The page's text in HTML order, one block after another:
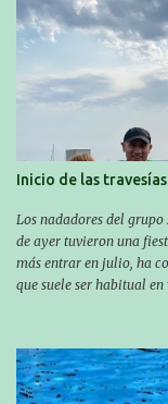
Inicio de las
Los nadadores del
de ayer tuvieron una
más entrar en julio, ha
que suele ser habitual
próxima cita. Para
XXXVIII. Travesía a
metros en 28 minutos y